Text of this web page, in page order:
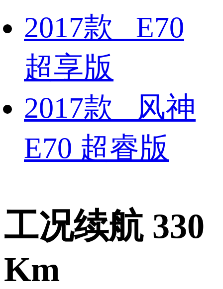
2017款 E70
超享版
2017款 风神
E70 超睿版
工况续航 330
Km